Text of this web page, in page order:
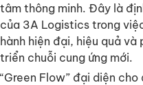
tâm thông minh. Đây là
của 3A Logistics trong
hành hiện đại, hiệu quả và
triển chuỗi cung ứng mới.
“Green Flow” đại diện